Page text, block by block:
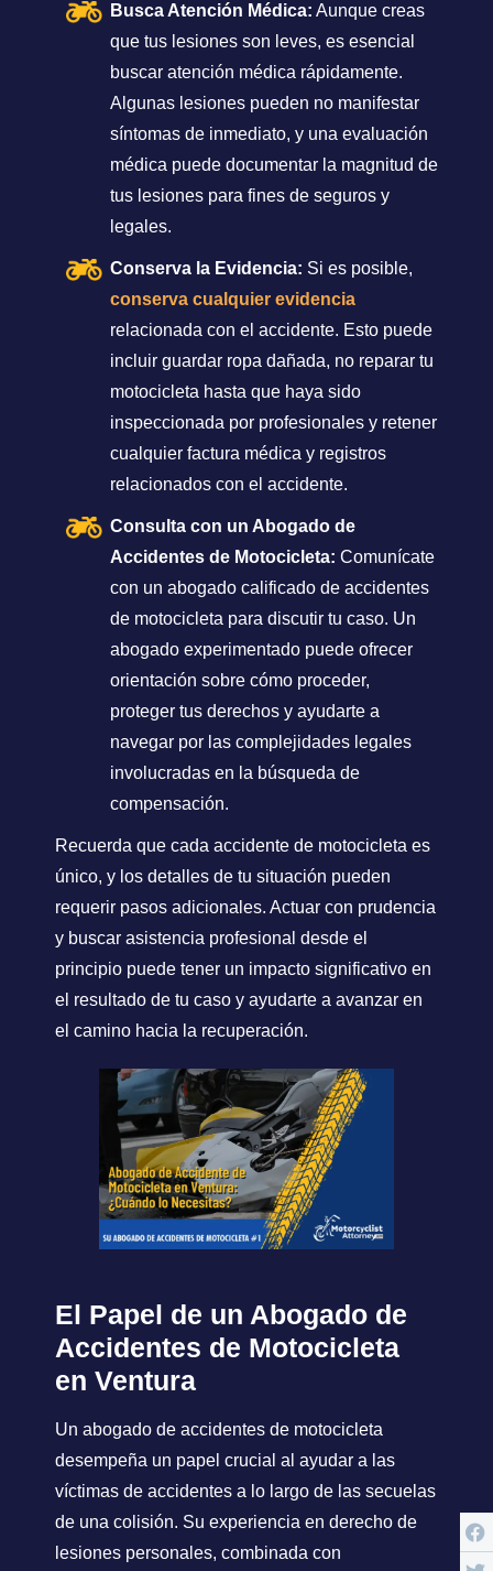
Busca Atención Médica: Aunque creas
que tus lesiones son leves, es esencial
buscar atención médica rápidamente.
Algunas lesiones pueden no manifestar
síntomas de inmediato, y una evaluación
médica puede documentar la magnitud de
tus lesiones para fines de seguros y
legales.
Conserva la Evidencia: Si es posible,
conserva cualquier evidencia
relacionada con el accidente. Esto puede
incluir guardar ropa dañada, no reparar tu
motocicleta hasta que haya sido
inspeccionada por profesionales y retener
cualquier factura médica y registros
relacionados con el accidente.
Consulta con un Abogado de
Accidentes de Motocicleta: Comunícate
con un abogado calificado de accidentes
de motocicleta para discutir tu caso. Un
abogado experimentado puede ofrecer
orientación sobre cómo proceder,
proteger tus derechos y ayudarte a
navegar por las complejidades legales
involucradas en la búsqueda de
compensación.
Recuerda que cada accidente de motocicleta es
único, y los detalles de tu situación pueden
requerir pasos adicionales. Actuar con prudencia
y buscar asistencia profesional desde el
principio puede tener un impacto significativo en
el resultado de tu caso y ayudarte a avanzar en
el camino hacia la recuperación.
El Papel de un Abogado de
Accidentes de Motocicleta
en Ventura
Un abogado de accidentes de motocicleta
desempeña un papel crucial al ayudar a las
víctimas de accidentes a lo largo de las secuelas
de una colisión. Su experiencia en derecho de
lesiones personales, combinada con